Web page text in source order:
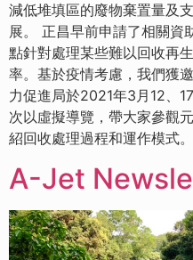
減低堆填區的廢物棄置量及
展。 正昌早前申請了相關資
點針對處理某些難以回收再
率。基於疫情考慮，我們獲
力促進局於2021年3月12、
次以虛擬導覽，帶大家參觀
紹回收處理過程和運作模式。
A-Jet